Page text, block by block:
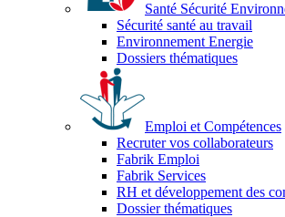
Santé Sécurité
Sécurité santé au travail
Environnement Energie
Dossiers thématiques
Emploi et Compétences
Recruter vos collaborateurs
Fabrik Emploi
Fabrik Services
RH et développement des
Dossier thématiques